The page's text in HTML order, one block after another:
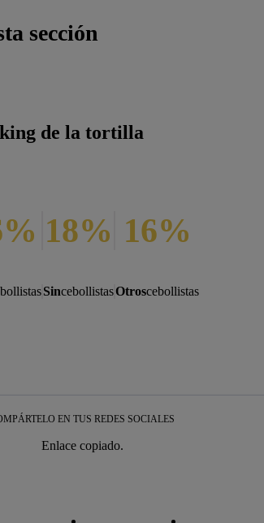
sección
de la tortilla
18%
Sincebollistas
16%
Otroscebollistas
EN TUS REDES SOCIALES
Enlace copiado.